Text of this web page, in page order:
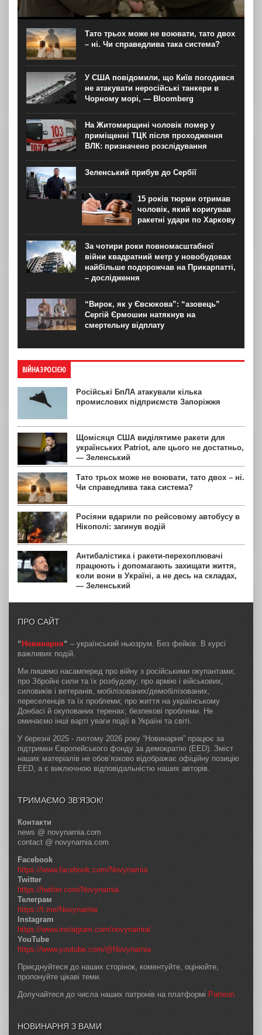
Наразі в разі проведення президентських виборів
більшість українців обрали б на цю посаду чинного
президента Володимира Зеленського. На другому місці
за підтримкою виборців опинився колишній
головнокомандувач ЗСУ, а тепер...
Тато трьох може не воювати, тато двох
– ні. Чи справедлива така система?
У США повідомили, що Київ погодився
не атакувати неросійські танкери в
Чорному морі, — Bloomberg
На Житомирщині чоловік помер у
приміщенні ТЦК після проходження
ВЛК: призначено розслідування
Зеленський прибув до Сербії
15 років тюрми отримав
чоловік, який коригував
ракетні удари по Харкову
За чотири роки повномасштабної
війни квадратний метр у новобудовах
найбільше подорожчав на Прикарпатті,
– дослідження
“Вирок, як у Євсюкова”: “азовець”
Сергій Єрмошин натякнув на
смертельну відплату
ВІЙНА З РОСІЄЮ
Російські БпЛА атакували кілька
промислових підприємств Запоріжжя
Щомісяця США виділятиме ракети для
українських Patriot, але цього не достатньо,
— Зеленський
Тато трьох може не воювати, тато двох – ні.
Чи справедлива така система?
Росіяни вдарили по рейсовому автобусу в
Нікополі: загинув водій
Антибалістика і ракети-перехоплювачі
працюють і допомагають захищати життя,
коли вони в Україні, а не десь на складах,
— Зеленський
ПРО САЙТ
“ Новинарня“ – український ньюзрум. Без фейків. В курсі
важливих подій.
Ми пишемо насамперед про війну з російськими окупантами;
про Збройні сили та їх розбудову; про армію і військових,
силовиків і ветеранів, мобілізованих/демобілізованих,
переселенців та їх проблеми; про життя на українському
Донбасі й окупованих теренах; безпекові проблеми. Не
оминаємо інші варті уваги події в Україні та світі.
У березні 2025 - лютому 2026 року “Новинарня” працює за
підтримки Європейського фонду за демократію (EED). Зміст
наших матеріалів не обов’язково відображає офіційну позицію
EED, а є виключною відповідальністю наших авторів.
ТРИМАЄМО ЗВ’ЯЗОК!
Контакти
news @ novynarnia.com
contact @ novynarnia.com
Facebook
https://www.facebook.com/Novynarnia
Twitter
https://twitter.com/Novynarnia
Телеграм
https://t.me/Novynarnia
Instagram
https://www.instagram.com/novynarnia/
YouTube
https://www.youtube.com/@Novynarnia
Приєднуйтеся до наших сторінок, коментуйте, оцінюйте,
пропонуйте цікаві теми.
Долучайтеся до числа наших патронів на платформі Patreon
НОВИНАРНЯ З ВАМИ